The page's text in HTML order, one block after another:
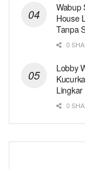
Wabup
House
Tanpa
0
Lobby
0